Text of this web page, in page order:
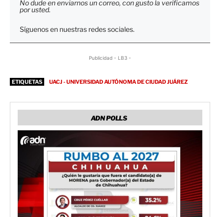
No dude en enviarnos un correo, con gusto la verificamos
por usted.
Síguenos en nuestras redes sociales.
Publicidad - LB3 -
ETIQUETAS UACJ - UNIVERSIDAD AUTÓNOMA DE CIUDAD JUÁREZ
ADN POLLS